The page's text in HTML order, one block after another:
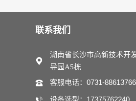
联系我们
湖南省长沙市高新技术开
导园A5栋
客服电话：0731-88613766
设备选型：17375762240